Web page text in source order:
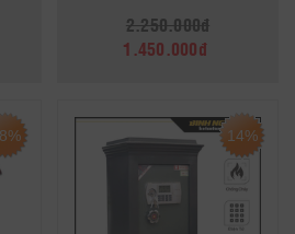
2.250.000đ
1.450.000đ
14%